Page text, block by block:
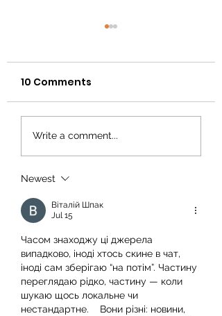
FAQ's
10 Comments
Write a comment...
Newest
Віталій Шпак
Jul 15
Часом знаходжу ці джерела
випадково, іноді хтось скине в чат,
іноді сам зберігаю “на потім”. Частину
переглядаю рідко, частину — коли
шукаю щось локальне чи
нестандартне.    Вони різні: новини,